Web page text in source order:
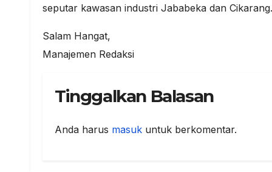
seputar kawasan industri Jababeka dan Cikarang.
Salam Hangat,
Manajemen Redaksi
Tinggalkan Balasan
Anda harus masuk untuk berkomentar.